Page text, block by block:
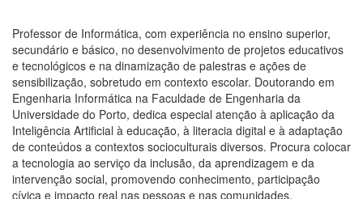
Professor de Informática, com experiência no ensino superior,
secundário e básico, no desenvolvimento de projetos educativos
e tecnológicos e na dinamização de palestras e ações de
sensibilização, sobretudo em contexto escolar. Doutorando em
Engenharia Informática na Faculdade de Engenharia da
Universidade do Porto, dedica especial atenção à aplicação da
Inteligência Artificial à educação, à literacia digital e à adaptação
de conteúdos a contextos socioculturais diversos. Procura colocar
a tecnologia ao serviço da inclusão, da aprendizagem e da
intervenção social, promovendo conhecimento, participação
cívica e impacto real nas pessoas e nas comunidades.